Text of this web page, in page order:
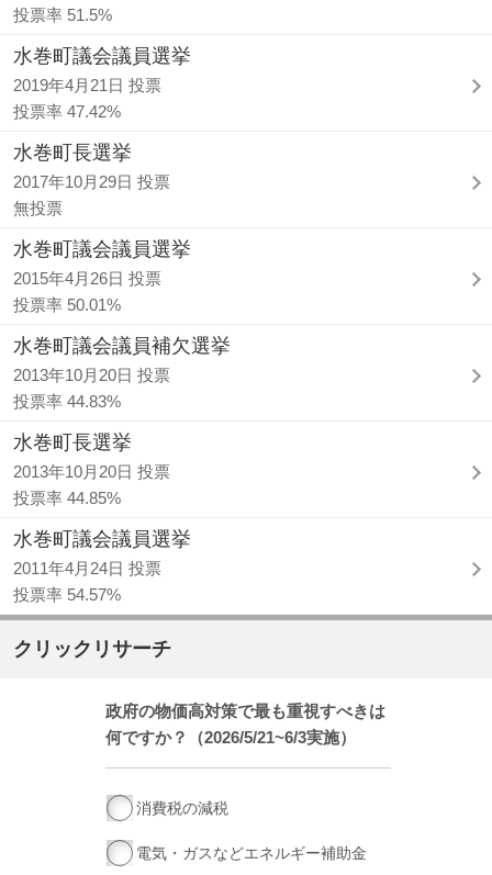
投票率 51.5%
水巻町議会議員選挙
2019年4月21日 投票
投票率 47.42%
水巻町長選挙
2017年10月29日 投票
無投票
水巻町議会議員選挙
2015年4月26日 投票
投票率 50.01%
水巻町議会議員補欠選挙
2013年10月20日 投票
投票率 44.83%
水巻町長選挙
2013年10月20日 投票
投票率 44.85%
水巻町議会議員選挙
2011年4月24日 投票
投票率 54.57%
クリックリサーチ
政府の物価高対策で最も重視すべきは
何ですか？（2026/5/21~6/3実施）
消費税の減税
電気・ガスなどエネルギー補助金